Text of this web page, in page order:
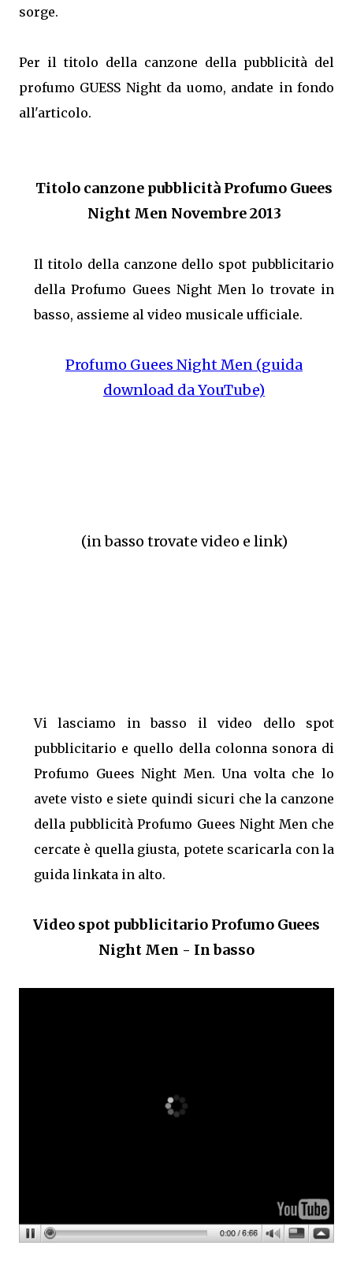
sorge.
Per il titolo della canzone della pubblicità del
profumo GUESS Night da uomo, andate in fondo
all'articolo.
Titolo canzone pubblicità Profumo Guees
Night Men Novembre 2013
Il titolo della canzone dello spot pubblicitario
della Profumo Guees Night Men lo trovate in
basso, assieme al video musicale ufficiale.
Profumo Guees Night Men (guida
download da YouTube)
(in basso trovate video e link)
Vi lasciamo in basso il video dello spot
pubblicitario e quello della colonna sonora di
Profumo Guees Night Men. Una volta che lo
avete visto e siete quindi sicuri che la canzone
della pubblicità Profumo Guees Night Men che
cercate è quella giusta, potete scaricarla con la
guida linkata in alto.
Video spot pubblicitario Profumo Guees
Night Men - In basso